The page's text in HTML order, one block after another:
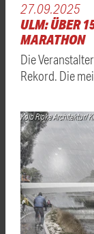
27.09.2025
ULM: ÜBER
MARATHON
Die
Rekord. Die
Kolb Ripke Architektur/